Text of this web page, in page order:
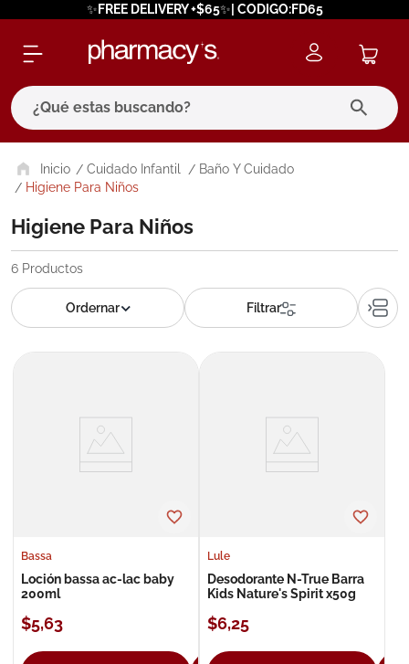
✨FREE DELIVERY +$65✨| CODIGO:FD65
¿Qué estas buscando?
Cuidado Infantil
Baño Y Cuidado
Higiene Para Niños
Higiene Para Niños
6 Productos
Bassa
Loción bassa ac-lac baby
200ml
$5,63
Lule
Desodorante N-True Barra
Kids Nature's Spirit x50g
$6,25
términos más buscados
2. protector solar
3. bioderma
5. cerave
roche posay